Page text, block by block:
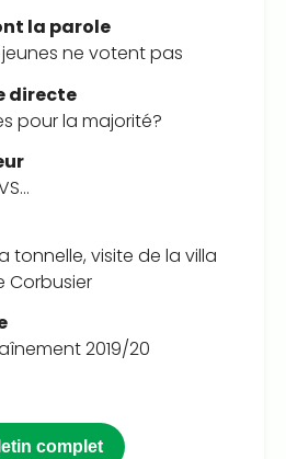
la parole
ne votent pas
directe
pour la majorité?
tonnelle, visite de la villa
Corbusier
2019/20
complet